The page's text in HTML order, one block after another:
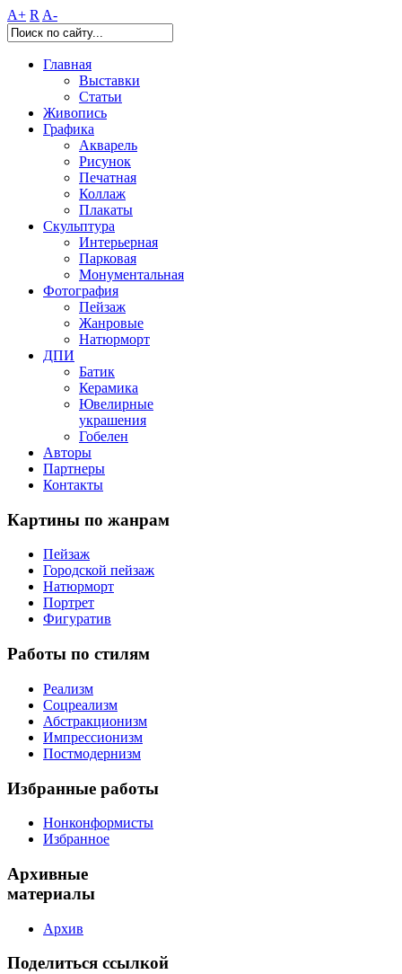
A+ R A-
Главная
Выставки
Статьи
Живопись
Графика
Акварель
Рисунок
Печатная
Коллаж
Плакаты
Скульптура
Интерьерная
Парковая
Монументальная
Фотография
Пейзаж
Жанровые
Натюрморт
ДПИ
Батик
Керамика
Ювелирные
украшения
Гобелен
Авторы
Партнеры
Контакты
Картины по жанрам
Пейзаж
Городской пейзаж
Натюрморт
Портрет
Фигуратив
Работы по стилям
Реализм
Соцреализм
Абстракционизм
Импрессионизм
Постмодернизм
Избранные работы
Нонконформисты
Избранное
Архивные
материалы
Архив
Поделиться ссылкой